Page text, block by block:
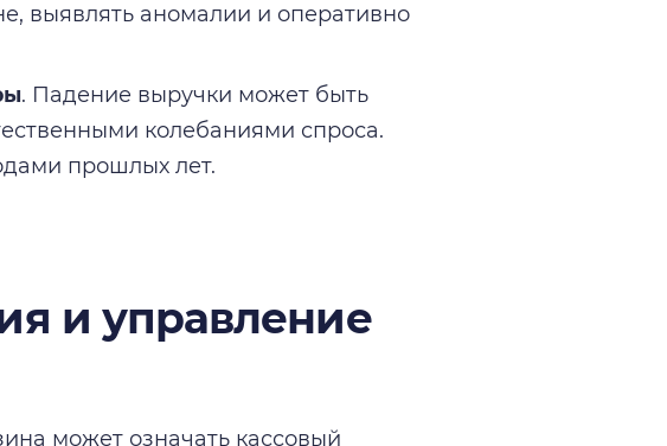
выявлять аномалии и оперативно
. Падение выручки может быть
колебаниями спроса.
прошлых лет.
и управление
может означать кассовый